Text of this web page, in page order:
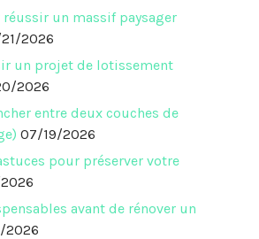
réussir un massif paysager
2026
un projet de lotissement
2026
entre deux couches de
07/19/2026
pour préserver votre
avant de rénover un
2026